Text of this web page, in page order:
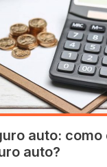
auto:
auto?